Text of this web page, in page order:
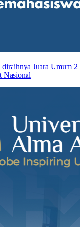
Juara Umum 2
Nasional